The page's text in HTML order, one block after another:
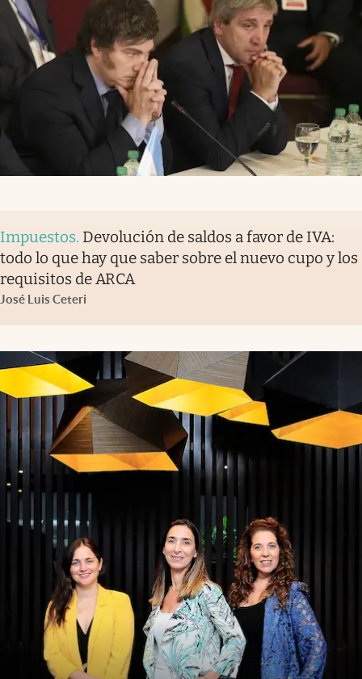
Impuestos. Devolución de saldos a favor de IVA:
todo lo que hay que saber sobre el nuevo cupo y los
requisitos de ARCA
José Luis Ceteri